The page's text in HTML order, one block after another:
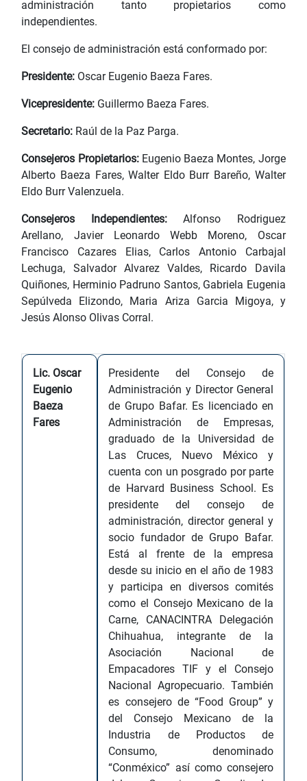
administración tanto propietarios como
independientes.
El consejo de administración está conformado por:
Presidente: Oscar Eugenio Baeza Fares.
Vicepresidente: Guillermo Baeza Fares.
Secretario: Raúl de la Paz Parga.
Consejeros Propietarios:Eugenio Baeza Montes, Jorge
Alberto Baeza Fares, Walter Eldo Burr Bareño, Walter
Eldo Burr Valenzuela.
Consejeros Independientes:Alfonso Rodriguez
Arellano, Javier Leonardo Webb Moreno, Oscar
Francisco Cazares Elias, Carlos Antonio Carbajal
Lechuga, Salvador Alvarez Valdes, Ricardo Davila
Quiñones, Herminio Padruno Santos, Gabriela Eugenia
Sepúlveda Elizondo, Maria Ariza Garcia Migoya, y
Jesús Alonso Olivas Corral.
Lic. Oscar
Eugenio
Baeza
Fares
Presidente del Consejo de
Administración y Director General
de Grupo Bafar. Es licenciado en
Administración de Empresas,
graduado de la Universidad de
Las Cruces, Nuevo México y
cuenta con un posgrado por parte
de Harvard Business School. Es
presidente del consejo de
administración, director general y
socio fundador de Grupo Bafar.
Está al frente de la empresa
desde su inicio en el año de 1983
y participa en diversos comités
como el Consejo Mexicano de la
Carne, CANACINTRA Delegación
Chihuahua, integrante de la
Asociación Nacional de
Empacadores TIF y el Consejo
Nacional Agropecuario. También
es consejero de “Food Group” y
del Consejo Mexicano de la
Industria de Productos de
Consumo, denominado
“Conméxico” así como consejero